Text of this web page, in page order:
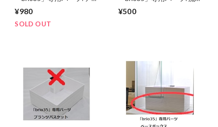
付)
¥980
SOLD OUT
¥500